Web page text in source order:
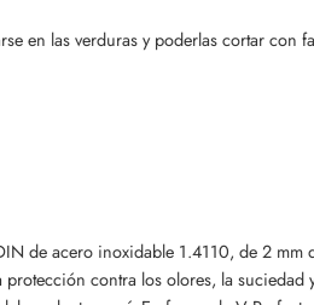
en las verduras y poderlas cortar con
de acero inoxidable 1.4110, de 2 mm
contra los olores, la suciedad